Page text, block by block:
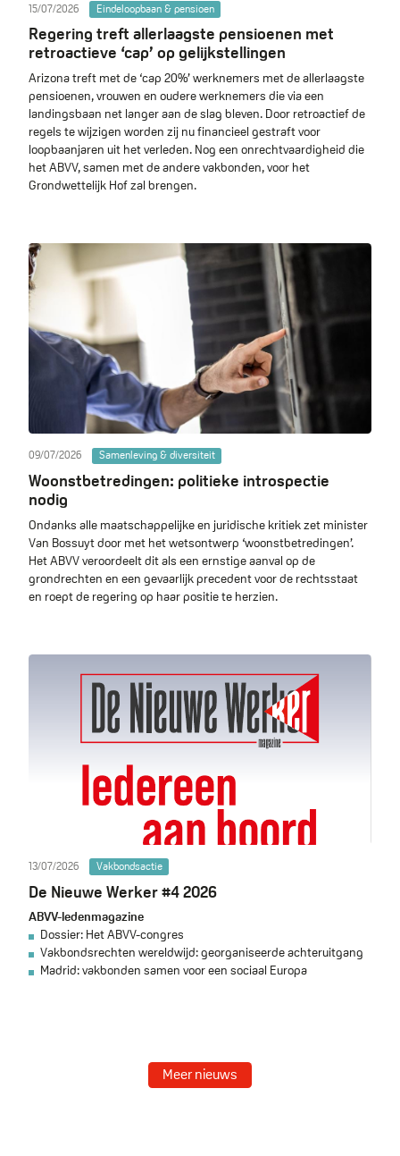
13/07/2026 Vakbondsactie
De Nieuwe Werker #4 2026
ABVV-ledenmagazine
Dossier: Het ABVV-congres
Vakbondsrechten wereldwijd: georganiseerde achteruitgang
Madrid: vakbonden samen voor een sociaal Europa
15/07/2026 Eindeloopbaan & pensioen
Regering treft allerlaagste pensioenen met
retroactieve ‘cap’ op gelijkstellingen
Arizona treft met de ‘cap 20%’ werknemers met de allerlaagste
pensioenen, vrouwen en oudere werknemers die via een
landingsbaan net langer aan de slag bleven. Door retroactief de
regels te wijzigen worden zij nu financieel gestraft voor
loopbaanjaren uit het verleden. Nog een onrechtvaardigheid die
het ABVV, samen met de andere vakbonden, voor het
Grondwettelijk Hof zal brengen.
09/07/2026 Samenleving & diversiteit
Woonstbetredingen: politieke introspectie
nodig
Ondanks alle maatschappelijke en juridische kritiek zet minister
Van Bossuyt door met het wetsontwerp ‘woonstbetredingen’.
Het ABVV veroordeelt dit als een ernstige aanval op de
grondrechten en een gevaarlijk precedent voor de rechtsstaat
en roept de regering op haar positie te herzien.
Meer nieuws